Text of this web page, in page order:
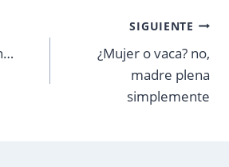
SIGUIENTE
¿Mujer o vaca? no,
madre plena
simplemente